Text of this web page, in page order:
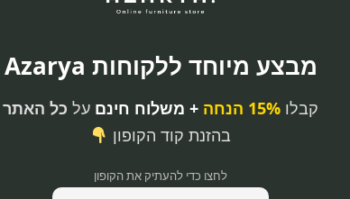
מבצע מיוחד ללקוחות Azarya
קבלו 15% הנחה + משלוח חינם על כל האתר
בהזנת קוד הקופון
לחצו כדי להעתיק את הקופון